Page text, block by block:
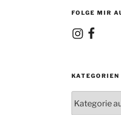
FOLGE MIR
InstagramFacebook
KATEGORIEN